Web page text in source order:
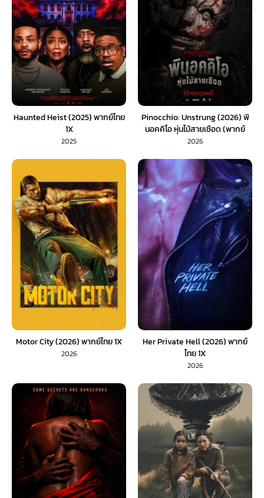
Haunted Heist (2025) พากย์ไทย
1X
2025
Pinocchio: Unstrung (2026) พิ
นอคคิโอ หุ่นไม้สายเชือด (พากย์
ไทย) 1X
2026
Motor City (2026) พากย์ไทย 1X
2026
Her Private Hell (2026) พากย์
ไทย 1X
2026